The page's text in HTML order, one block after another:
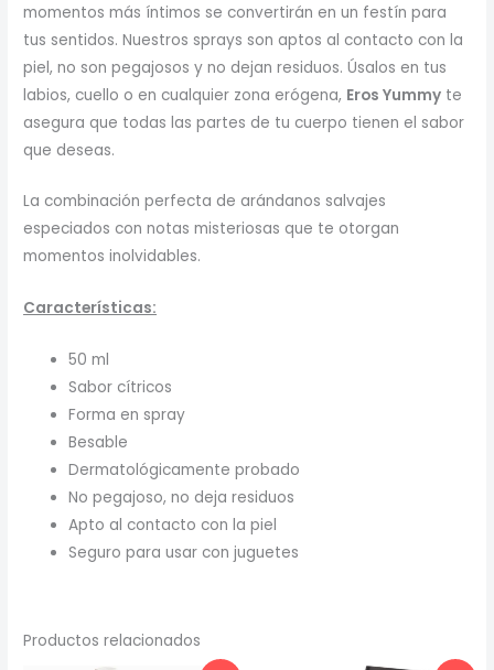
momentos más íntimos se convertirán en un festín para
tus sentidos. Nuestros sprays son aptos al contacto con la
piel, no son pegajosos y no dejan residuos. Úsalos en tus
labios, cuello o en cualquier zona erógena, Eros Yummy te
asegura que todas las partes de tu cuerpo tienen el sabor
que deseas.
La combinación perfecta de arándanos salvajes
especiados con notas misteriosas que te otorgan
momentos inolvidables.
Características:
50 ml
Sabor cítricos
Forma en spray
Besable
Dermatológicamente probado
No pegajoso, no deja residuos
Apto al contacto con la piel
Seguro para usar con juguetes
Productos relacionados